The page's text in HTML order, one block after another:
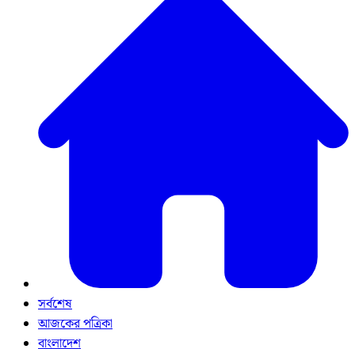
সর্বশেষ
আজকের পত্রিকা
বাংলাদেশ